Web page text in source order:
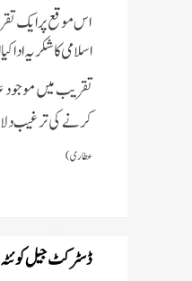
اس موقع پر ایک
اسلامی کا شکریہ ادا
تقریب میں موجود
کرنے کی ترغیب
عطاری)
ڈسٹرکٹ جیل کوئٹہ